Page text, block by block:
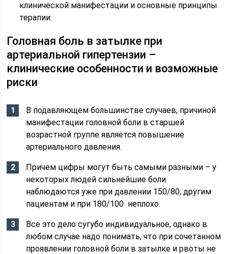
клинической манифестации и основные принципы
терапии.
Головная боль в затылке при
артериальной гипертензии –
клинические особенности и возможные
риски
В подавляющем большинстве случаев, причиной
манифестации головной боли в старшей
возрастной группе является повышение
артериального давления.
Причем цифры могут быть самыми разными – у
некоторых людей сильнейшие боли
наблюдаются уже при давлении 150/80, другим
пациентам и при 180/100 неплохо.
Все это дело сугубо индивидуальное, однако в
любом случае надо понимать, что при сочетанном
проявлении головной боли в затылке и рвоты не